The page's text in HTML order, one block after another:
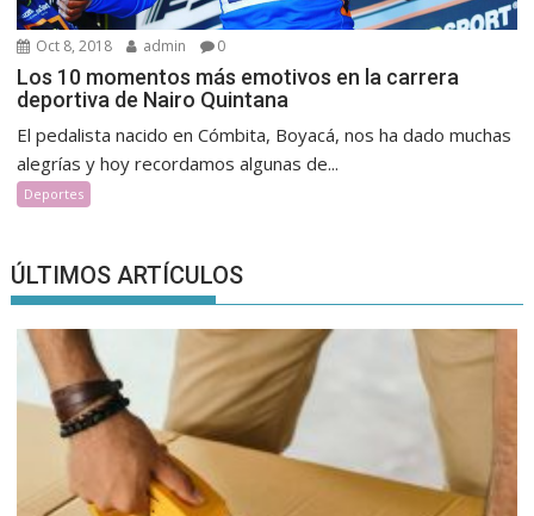
Oct 8, 2018 admin 0
Los 10 momentos más emotivos en la carrera
deportiva de Nairo Quintana
El pedalista nacido en Cómbita, Boyacá, nos ha dado muchas
alegrías y hoy recordamos algunas de...
Deportes
ÚLTIMOS ARTÍCULOS